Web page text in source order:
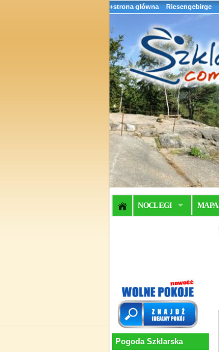
+strona główna Riesengebirge
NOCLEGI MAPA
Pogoda Szklarska